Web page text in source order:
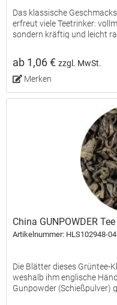
Das klassische
erfreut viele Teetrinker:
sondern kräftig und leicht
ab 1,06 €zzgl. MwSt.
Merken
China GUNPOWDER Tee
Artikelnummer: HLS102948-04
Die Blätter dieses Grüntee-
weshalb ihm englische
Gunpowder (Schießpulver)